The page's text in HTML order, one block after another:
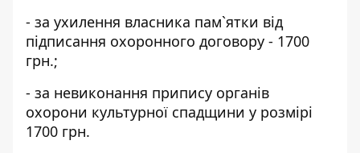
- за ухилення власника пам`ятки від
підписання охоронного договору - 1700
грн.;
- за невиконання припису органів
охорони культурної спадщини у розмірі
1700 грн.